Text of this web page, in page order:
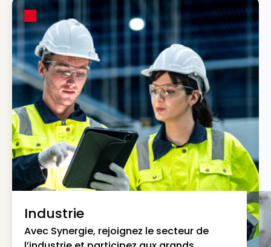
Industrie
Avec Synergie, rejoignez le secteur de